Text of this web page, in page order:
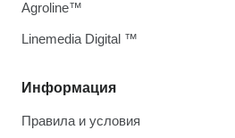
Информация
Правила и условия
Agroline™
Linemedia Digital ™